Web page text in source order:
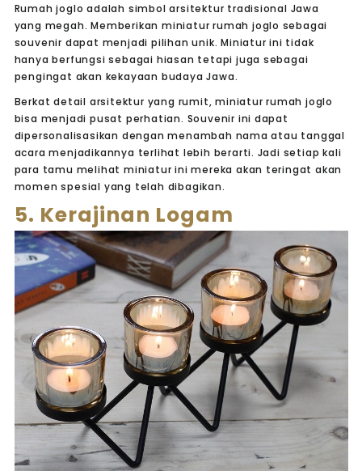
Rumah joglo adalah simbol arsitektur tradisional Jawa
yang megah. Memberikan miniatur rumah joglo sebagai
souvenir dapat menjadi pilihan unik. Miniatur ini tidak
hanya berfungsi sebagai hiasan tetapi juga sebagai
pengingat akan kekayaan budaya Jawa.
Berkat detail arsitektur yang rumit, miniatur rumah joglo
bisa menjadi pusat perhatian. Souvenir ini dapat
dipersonalisasikan dengan menambah nama atau tanggal
acara menjadikannya terlihat lebih berarti. Jadi setiap kali
para tamu melihat miniatur ini mereka akan teringat akan
momen spesial yang telah dibagikan.
5. Kerajinan Logam